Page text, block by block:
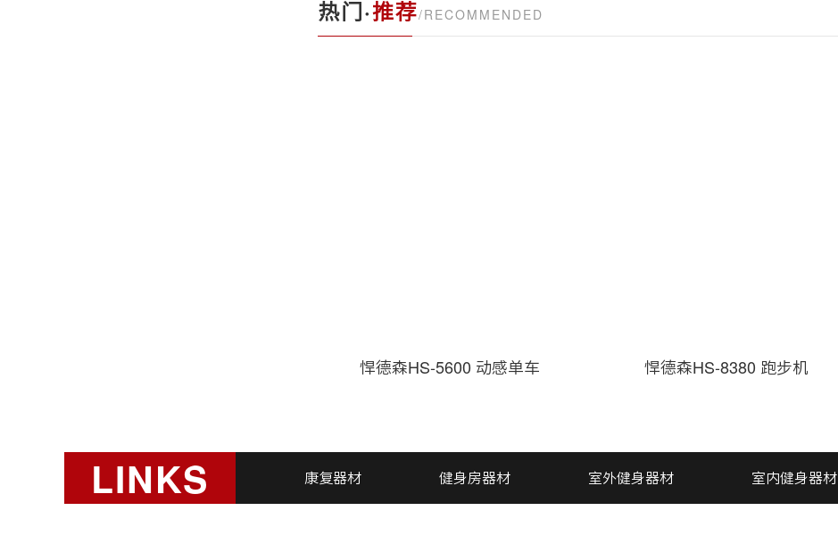
热门·推荐/RECOMMENDED
悍德森HS-5600 动感单车 悍德森HS-8380 跑步机
LINKS 康复器材 健身房器材 室外健身器材 室内健身器材